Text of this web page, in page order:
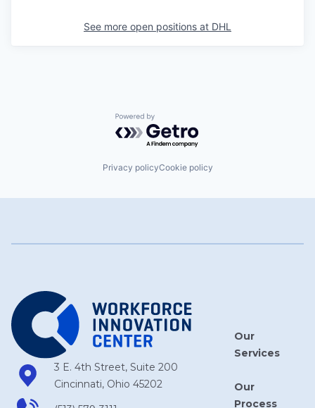
See more open positions at DHL
Powered by Getro.com
Privacy policyCookie policy
3 E. 4th Street, Suite 200
Cincinnati, Ohio 45202
Our
Services
Our
Process